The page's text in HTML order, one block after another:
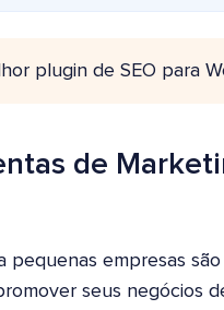
plugin de SEO para
de
pequenas empresas
seus negócios